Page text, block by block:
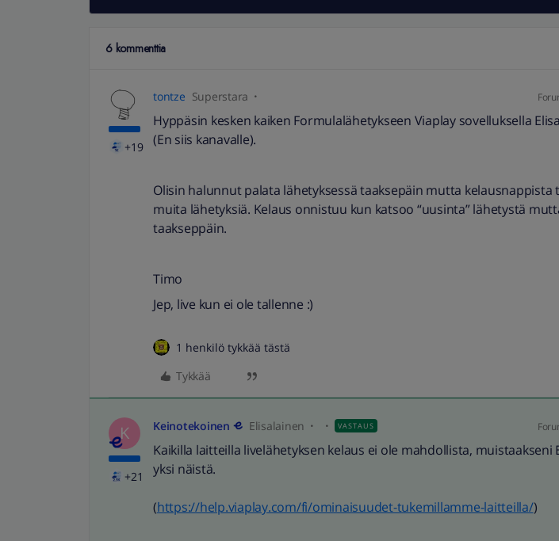
6 kommenttia
+19
tontze Superstara
Hyppäsin kesken kaiken Formulalähetykseen Viaplay sovelluksella
(En siis kanavalle).
Olisin halunnut palata lähetyksessä taaksepäin mutta kelausnappista
muita lähetyksiä. Kelaus onnistuu kun katsoo “uusinta” lähetystä
taakseppäin.
Timo
Jep, live kun ei ole tallenne :)
1 henkilö tykkää tästä
Tykkää
K
+21
Keinotekoinen Elisalainen VASTAUS
Kaikilla laitteilla livelähetyksen kelaus ei ole mahdollista, muistaakseni
yksi näistä.
(https://help.viaplay.com/fi/ominaisuudet-tukemillamme-laitteilla/)